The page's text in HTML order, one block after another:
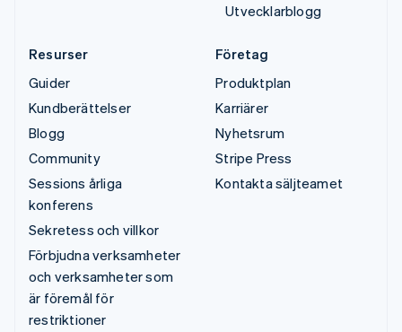
Utvecklarblogg
Resurser
Guider
Kundberättelser
Blogg
Community
Sessions årliga
konferens
Sekretess och villkor
Förbjudna verksamheter
och verksamheter som
är föremål för
restriktioner
Företag
Produktplan
Karriärer
Nyhetsrum
Stripe Press
Kontakta säljteamet